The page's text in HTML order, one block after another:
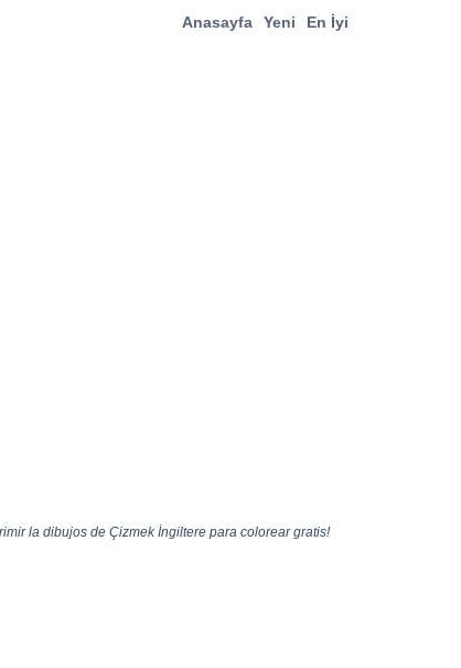
Anasayfa Yeni En İyi
la dibujos de Çizmek İngiltere para colorear gratis!